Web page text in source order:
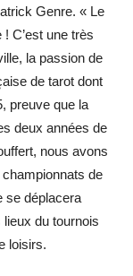
Genre. « Le
C’est une très
la passion de
de tarot dont
preuve que la
deux années de
nous avons
de
se déplacera
du tournois
loisirs.